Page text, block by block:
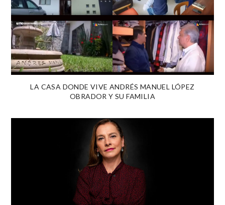
LA CASA DONDE VIVE ANDRÉS MANUEL LÓPEZ
OBRADOR Y SU FAMILIA